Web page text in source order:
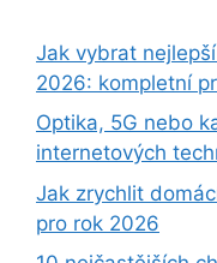
Jak vybrat
2026: kompletní
Optika, 5G nebo
internetových
Jak zrychlit
pro rok 2026